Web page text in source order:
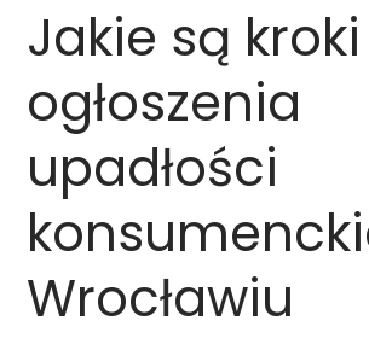
Jakie są
ogłoszenia
upadłości
Wrocławiu